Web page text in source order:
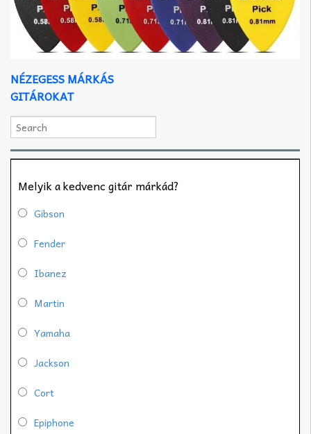
NÉZEGESS MÁRKÁS
GITÁROKAT
Melyik a kedvenc gitár márkád?
Gibson
Fender
Ibanez
Martin
Yamaha
Jackson
Cort
Epiphone